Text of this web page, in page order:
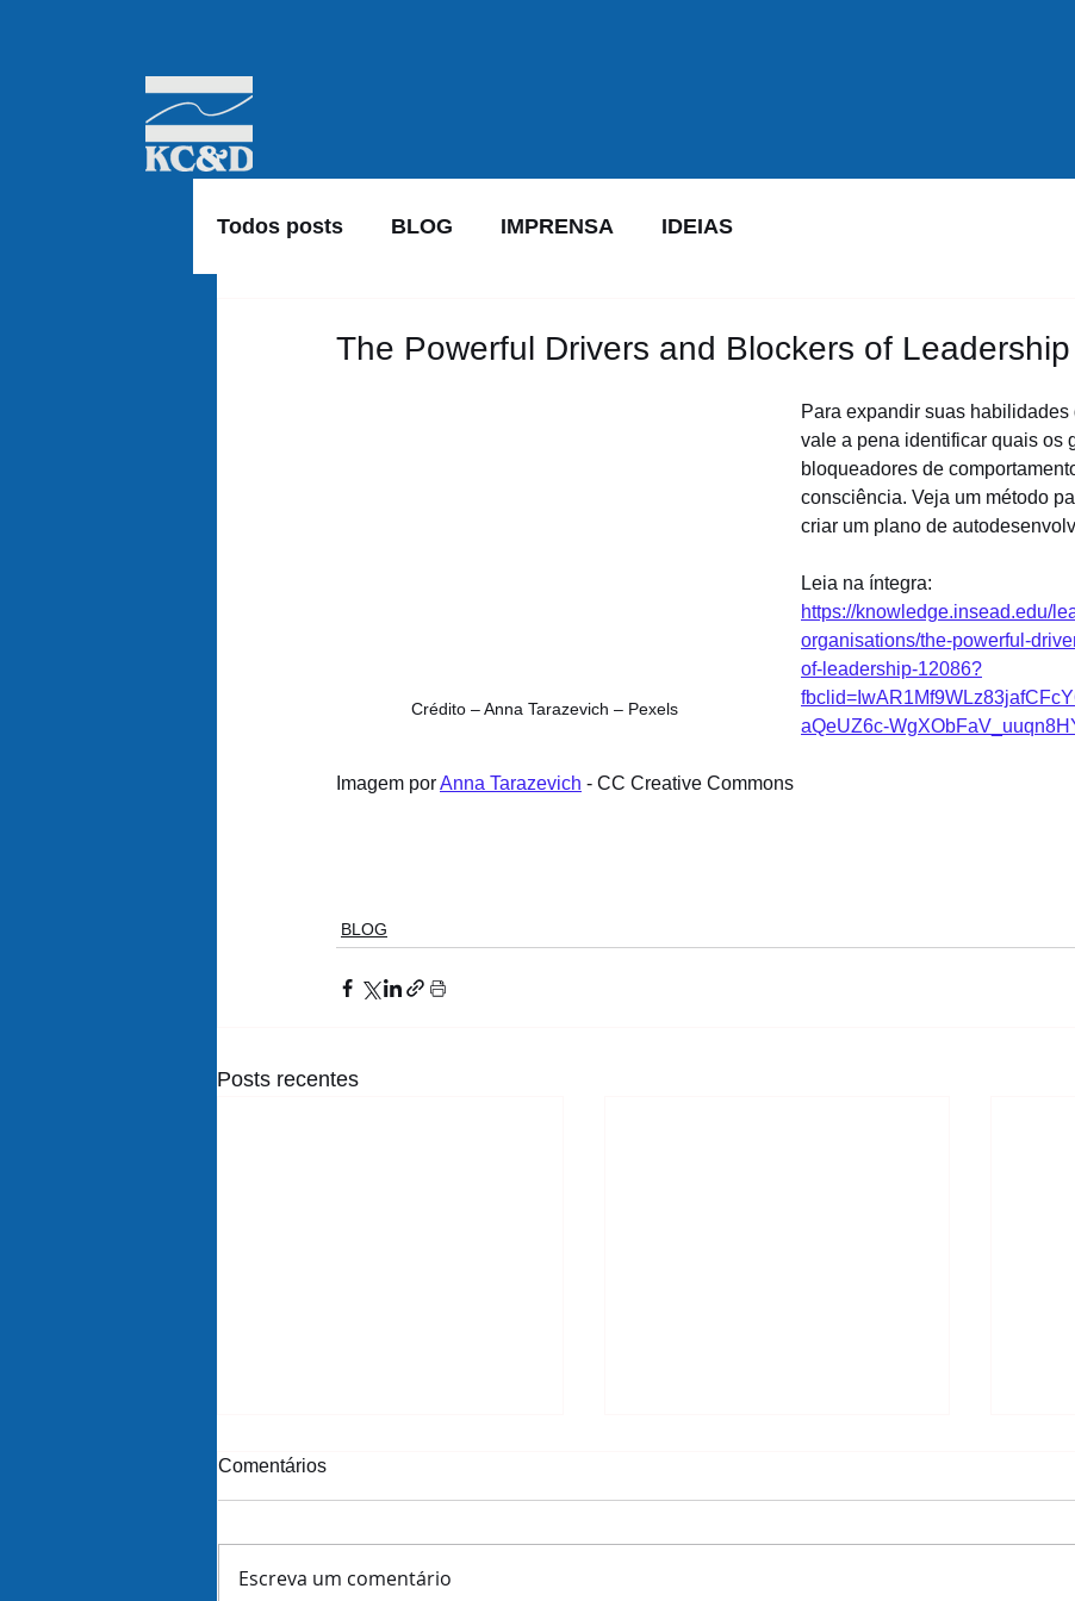
Todos posts BLOG IMPRENSA IDEIAS
The Powerful Drivers and Blockers of Leadership
Crédito – Anna Tarazevich – Pexels
Para expandir suas habilidades
vale a pena identificar quais os
bloqueadores de
consciência. Veja um método
criar um plano de
Leia na íntegra:
https://knowledge.insead.edu/
organisations/the-powerful-
of-leadership-12086?
aQeUZ6c-
Imagem por Anna Tarazevich
BLOG
Posts recentes
Comentários
Escreva um comentário